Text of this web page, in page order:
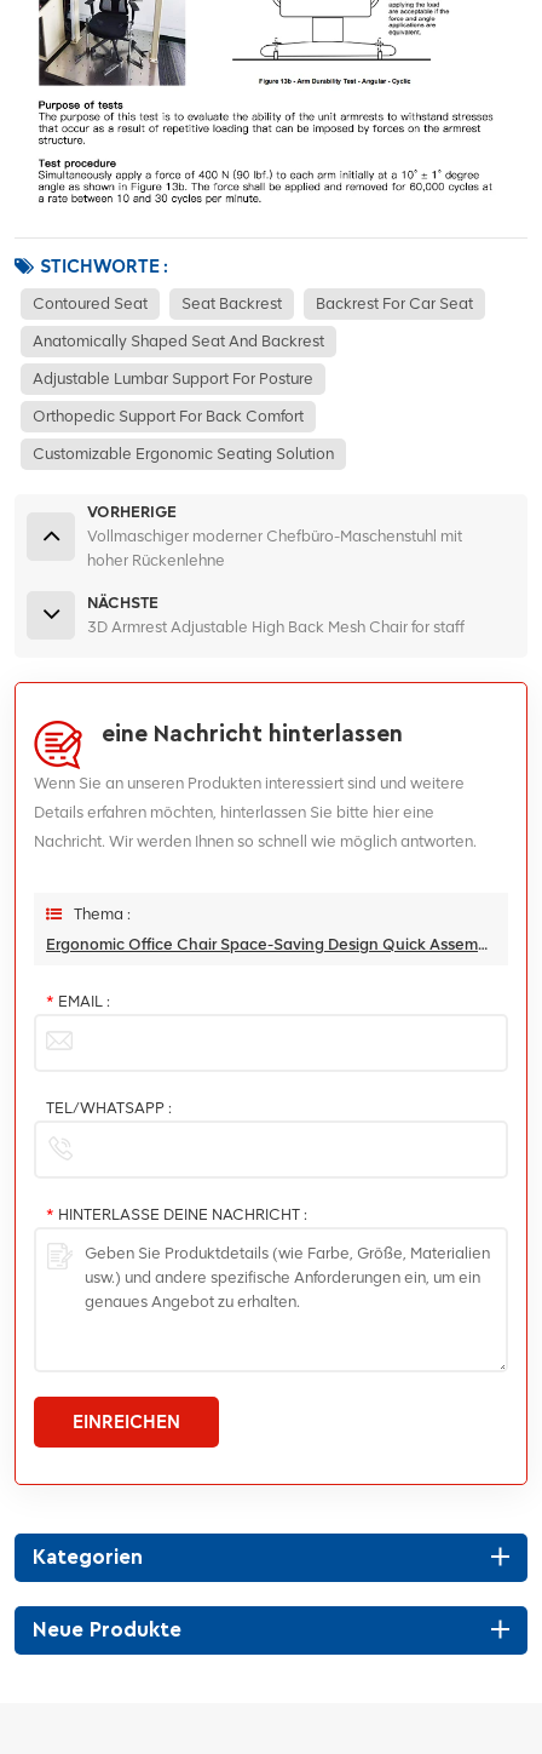
STICHWORTE :
Contoured Seat Seat Backrest Backrest For Car Seat
Anatomically Shaped Seat And Backrest
Adjustable Lumbar Support For Posture
Orthopedic Support For Back Comfort
Customizable Ergonomic Seating Solution
VORHERIGE
Vollmaschiger moderner Chefbüro-Maschenstuhl mit
hoher Rückenlehne
NÄCHSTE
3D Armrest Adjustable High Back Mesh Chair for staff
eine Nachricht hinterlassen
Wenn Sie an unseren Produkten interessiert sind und weitere
Details erfahren möchten, hinterlassen Sie bitte hier eine
Nachricht. Wir werden Ihnen so schnell wie möglich antworten.
Thema :
Ergonomic Office Chair Space-Saving Design Quick Assembly Synchronized Tilt Action
* EMAIL :
TEL/WHATSAPP :
* HINTERLASSE DEINE NACHRICHT :
EINREICHEN
Kategorien
Neue Produkte